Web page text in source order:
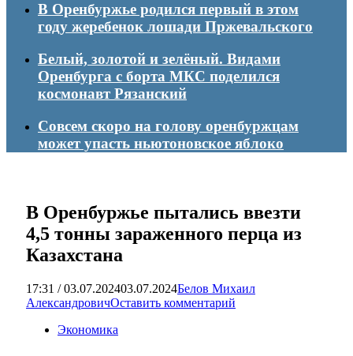
В Оренбуржье родился первый в этом
году жеребенок лошади Пржевальского
Белый, золотой и зелёный. Видами
Оренбурга с борта МКС поделился
космонавт Рязанский
Совсем скоро на голову оренбуржцам
может упасть ньютоновское яблоко
В Оренбуржье пытались ввезти
4,5 тонны зараженного перца из
Казахстана
17:31 / 03.07.202403.07.2024Белов Михаил
АлександровичОставить комментарий
Экономика